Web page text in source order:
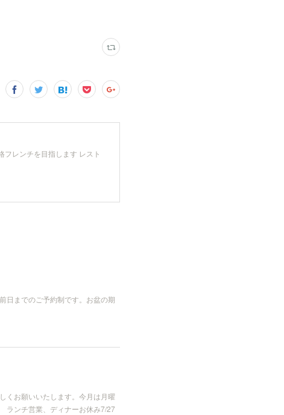
レンチを目指します レスト
日までのご予約制です。お盆の期
くお願いいたします。今月は月曜
ンチ営業、ディナーお休み7/27